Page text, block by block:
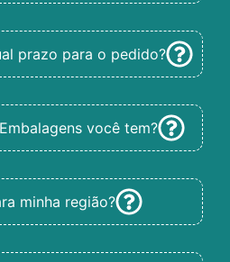
prazo para o pedido?
você tem?
minha região?